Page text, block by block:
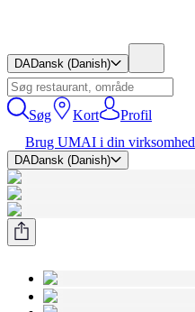
DADansk (Danish)
Søg Kort
Profil
Brug UMAI i din virksomhed
DADansk (Danish)